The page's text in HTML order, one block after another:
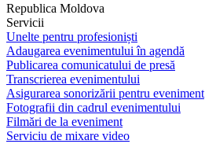
Republica Moldova
Servicii
Unelte pentru profesioniști
Adaugarea evenimentului în agendă
Publicarea comunicatului de presă
Transcrierea evenimentului
Asigurarea sonorizării pentru eveniment
Fotografii din cadrul evenimentului
Filmări de la eveniment
Serviciu de mixare video